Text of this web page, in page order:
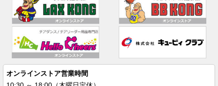
オンラインストア営業時間